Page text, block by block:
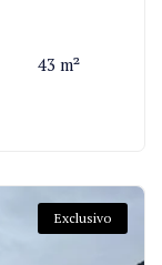
43 m²
Exclusivo